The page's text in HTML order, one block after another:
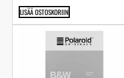
LISÄÄ OSTOSKORIIN